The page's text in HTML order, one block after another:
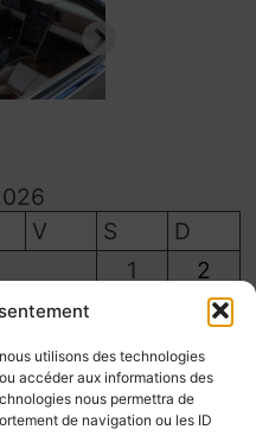
utilisons des technologies
accéder aux informations des
nous permettra de
de navigation ou les ID
V S
D
1
2
7
9
14 15
16
21 22
23
28 29 30